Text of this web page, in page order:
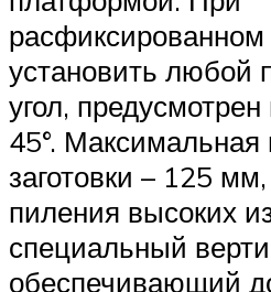
установить любой
угол,
45°.
заготовки – 125
пиления высоких
специальный
обеспечивающий